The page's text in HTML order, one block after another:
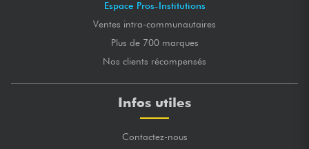
Espace Pros-Institutions
Ventes intra-communautaires
Plus de 700 marques
Nos clients récompensés
Infos utiles
Contactez-nous